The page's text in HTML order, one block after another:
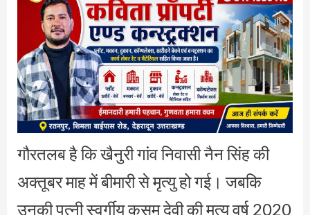
गौरतलब है कि खैनुरी गांव निवासी नैन सिंह की
अक्तूबर माह में बीमारी से मृत्यु हो गई। जबकि
उनकी पत्नी स्वर्गीय कुसम देवी की मृत्यु वर्ष 2020